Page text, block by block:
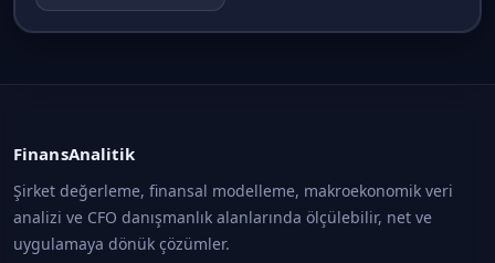
İnşaat İşletmelerinde Maliyet Muhasebesi
Özel İnşaat Muhasebesi
FinansAnalitik
Şirket değerleme, finansal modelleme, makroekonomik veri
analizi ve CFO danışmanlık alanlarında ölçülebilir, net ve
uygulamaya dönük çözümler.